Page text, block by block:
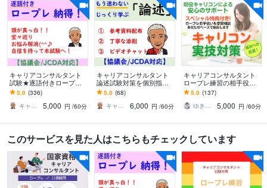
キャリアコンサルタント
試験★逐語付きロープレ
します 頭が真っ白堂々巡
りキャリコン試験の悩み
解消キャリ協/JCDA
5.0 (336)
キャリア テイクオフ CC＿SASAKI
5,000 円 /60分
キャリアコンサルタント
論述試験対策を個別指導
します キャリ協/JCDA対
応プロの丁寧な添削＆ビ
デオチャットで解説
5.0 (68)
キャリア テイクオフ CC＿SASAKI
6,000 円 /60分
キャリアコンサルタント
ロープレ練習の相手役や
ります 実績多数！オール
A判定合格を8割輩出＆面
接70点超の高得点も
5.0 (137)
ゆきこ 仕事とキャリアの先生
5,000 円 /60分
このサービスを見た人はこちらもチェックしています